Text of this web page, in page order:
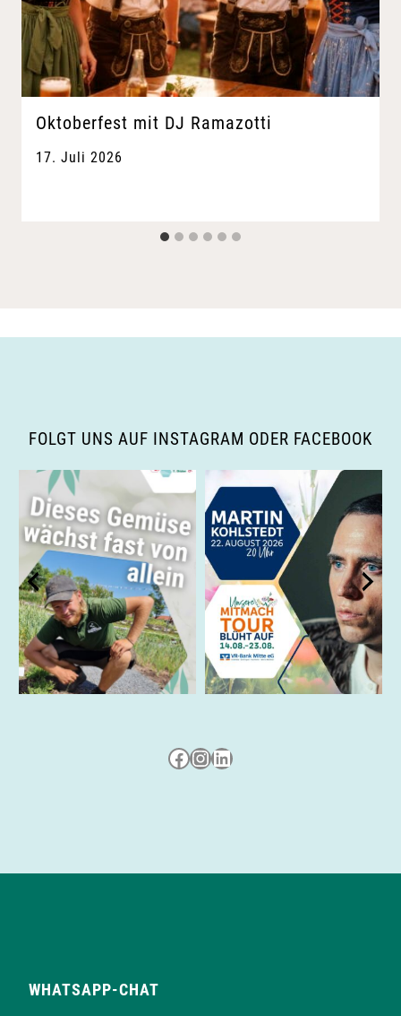
Oktoberfest mit DJ Ramazotti
17. Juli 2026
FOLGT UNS AUF INSTAGRAM ODER FACEBOOK
Besuche uns auf Facebook
Besuche uns auf Instagram
LinkedIn
WHATSAPP-CHAT